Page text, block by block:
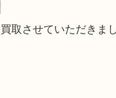
取させていただきまし